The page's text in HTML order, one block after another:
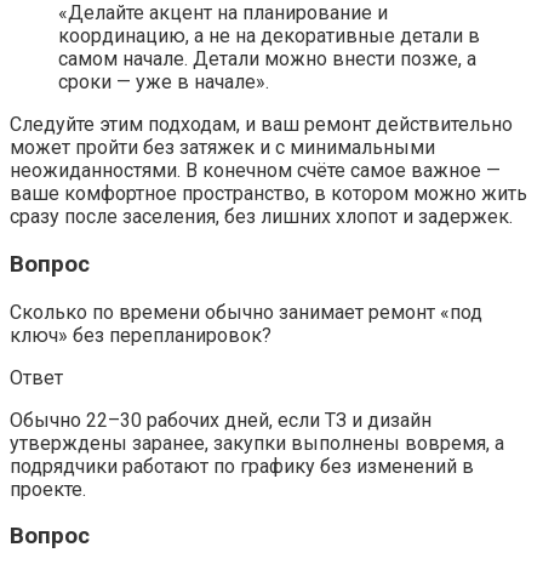
«Делайте акцент на планирование и
координацию, а не на декоративные детали в
самом начале. Детали можно внести позже, а
сроки — уже в начале».
Следуйте этим подходам, и ваш ремонт действительно
может пройти без затяжек и с минимальными
неожиданностями. В конечном счёте самое важное —
ваше комфортное пространство, в котором можно жить
сразу после заселения, без лишних хлопот и задержек.
Вопрос
Сколько по времени обычно занимает ремонт «под
ключ» без перепланировок?
Ответ
Обычно 22–30 рабочих дней, если ТЗ и дизайн
утверждены заранее, закупки выполнены вовремя, а
подрядчики работают по графику без изменений в
проекте.
Вопрос